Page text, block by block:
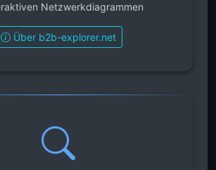
Netzwerkdiagrammen
Über b2b-explorer.net